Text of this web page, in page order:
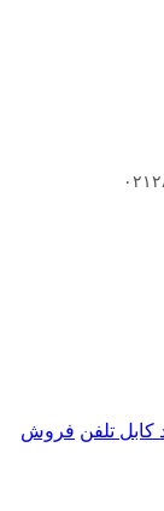
کابل تلفن فروش